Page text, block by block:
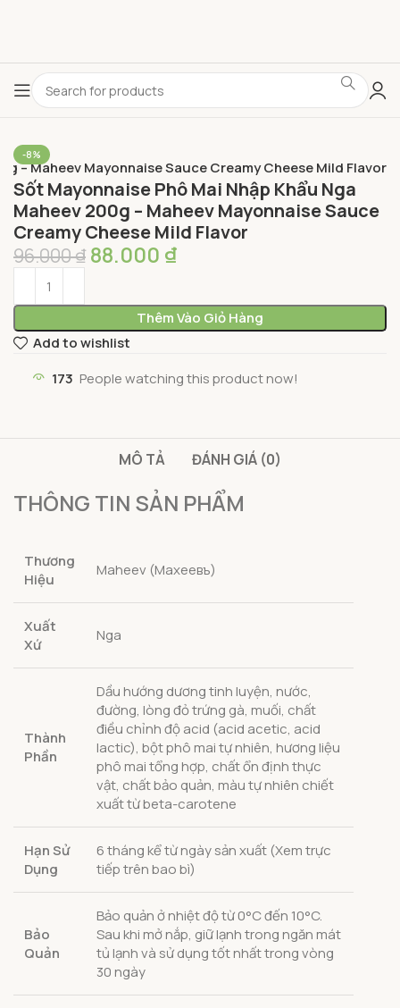
-8%
– Maheev Mayonnaise Sauce Creamy Cheese Mild Flavor
Sốt Mayonnaise Phô Mai Nhập Khẩu Nga
Maheev 200g – Maheev Mayonnaise Sauce
Creamy Cheese Mild Flavor
96.000₫ 88.000 ₫
Thêm Vào Giỏ Hàng
Add to wishlist
173 People watching this product now!
MÔ TẢ ĐÁNH GIÁ (0)
THÔNG TIN SẢN PHẨM
Thương
Hiệu
Maheev (Махеевъ)
Xuất
Xứ
Nga
Thành
Phần
Dầu hướng dương tinh luyện, nước,
đường, lòng đỏ trứng gà, muối, chất
điều chỉnh độ acid (acid acetic, acid
lactic), bột phô mai tự nhiên, hương liệu
phô mai tổng hợp, chất ổn định thực
vật, chất bảo quản, màu tự nhiên chiết
xuất từ beta-carotene
Hạn Sử
Dụng
6 tháng kể từ ngày sản xuất (Xem trực
tiếp trên bao bì)
Bảo
Quản
Bảo quản ở nhiệt độ từ 0°C đến 10°C.
Sau khi mở nắp, giữ lạnh trong ngăn mát
tủ lạnh và sử dụng tốt nhất trong vòng
30 ngày